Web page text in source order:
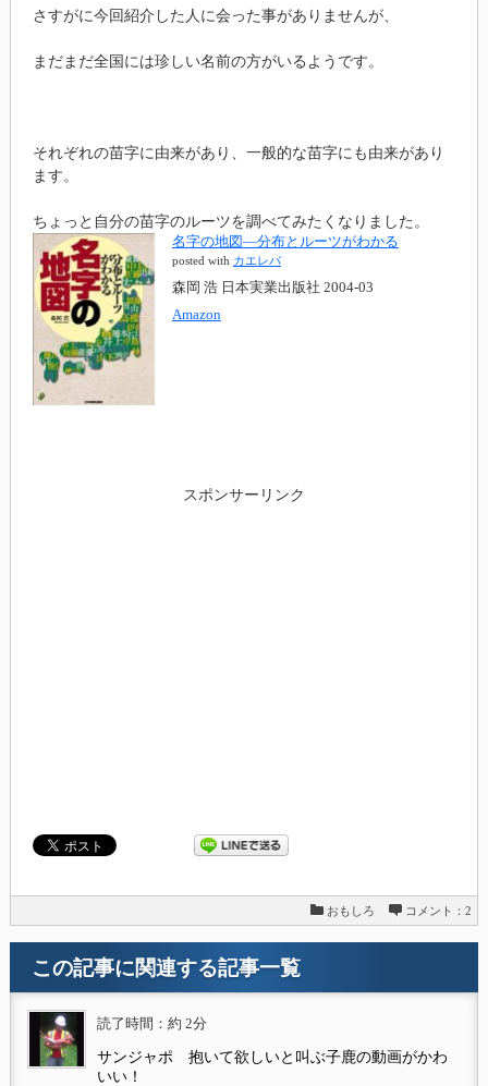
さすがに今回紹介した人に会った事がありませんが、
まだまだ全国には珍しい名前の方がいるようです。
それぞれの苗字に由来があり、一般的な苗字にも由来があり
ます。
ちょっと自分の苗字のルーツを調べてみたくなりました。
名字の地図―分布とルーツがわかる
posted with カエレバ
森岡 浩 日本実業出版社 2004-03
Amazon
スポンサーリンク
おもしろ コメント：2
この記事に関連する記事一覧
読了時間：約 2分
サンジャポ 抱いて欲しいと叫ぶ子鹿の動画がかわ
いい！